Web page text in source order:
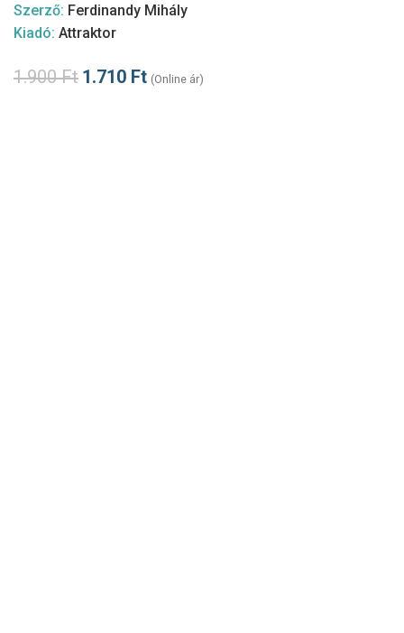
Szerző: Ferdinandy Mihály
Kiadó: Attraktor
1.900Ft 1.710 Ft (Online ár)